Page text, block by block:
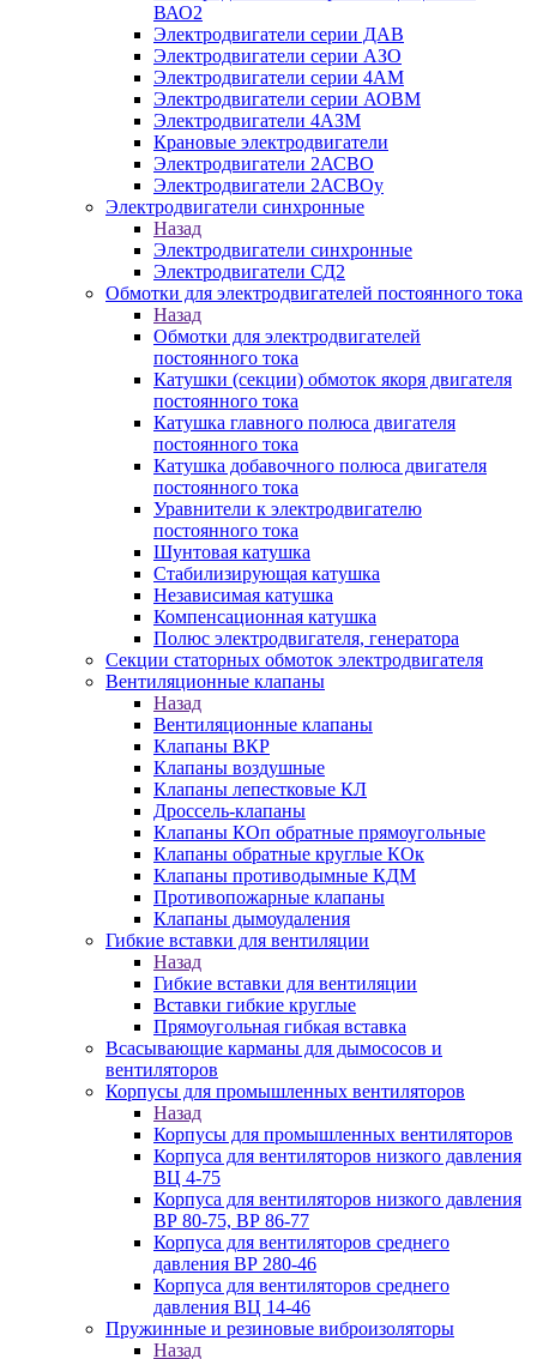
ВАО2
Электродвигатели серии ДАВ
Электродвигатели серии АЗО
Электродвигатели серии 4АМ
Электродвигатели серии АОВМ
Электродвигатели 4АЗМ
Крановые электродвигатели
Электродвигатели 2АСВО
Электродвигатели 2АСВОу
Электродвигатели синхронные
Назад
Электродвигатели синхронные
Электродвигатели СД2
Обмотки для электродвигателей постоянного тока
Назад
Обмотки для электродвигателей
постоянного тока
Катушки (секции) обмоток якоря двигателя
постоянного тока
Катушка главного полюса двигателя
постоянного тока
Катушка добавочного полюса двигателя
постоянного тока
Уравнители к электродвигателю
постоянного тока
Шунтовая катушка
Стабилизирующая катушка
Независимая катушка
Компенсационная катушка
Полюс электродвигателя, генератора
Секции статорных обмоток электродвигателя
Вентиляционные клапаны
Назад
Вентиляционные клапаны
Клапаны ВКР
Клапаны воздушные
Клапаны лепестковые КЛ
Дроссель-клапаны
Клапаны КОп обратные прямоугольные
Клапаны обратные круглые КОк
Клапаны противодымные КДМ
Противопожарные клапаны
Клапаны дымоудаления
Гибкие вставки для вентиляции
Назад
Гибкие вставки для вентиляции
Вставки гибкие круглые
Прямоугольная гибкая вставка
Всасывающие карманы для дымососов и
вентиляторов
Корпусы для промышленных вентиляторов
Назад
Корпусы для промышленных вентиляторов
Корпуса для вентиляторов низкого давления
ВЦ 4-75
Корпуса для вентиляторов низкого давления
ВР 80-75, ВР 86-77
Корпуса для вентиляторов среднего
давления ВР 280-46
Корпуса для вентиляторов среднего
давления ВЦ 14-46
Пружинные и резиновые виброизоляторы
Назад